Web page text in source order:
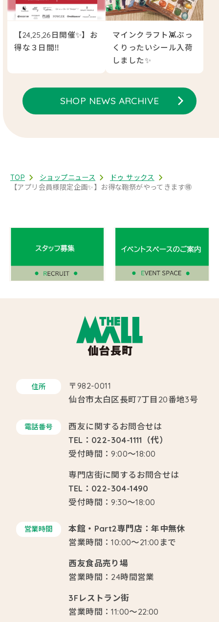
【24,25,26日開催✨】お
得な３日間‼️
マインクラフト👾ぷっ
くりったいシール入荷
しました✨
SHOP NEWS ARCHIVE
TOP ショップニュース
ドゥ サックス
【アプリ会員様限定企画✨】お得な鞄祭がやってきます🉐
住所
〒982-0011
仙台市太白区長町7丁目20番地3号
電話番号
西友に関するお問合せは
TEL：022-304-1111（代）
受付時間：9:00～18:00
専門店街に関するお問合せは
TEL：022-304-1490
受付時間：9:30～18:00
営業時間
本館・Part2専門店：年中無休
営業時間：10:00～21:00まで
西友食品売り場
営業時間：24時間営業
3Fレストラン街
営業時間：11:00～22:00